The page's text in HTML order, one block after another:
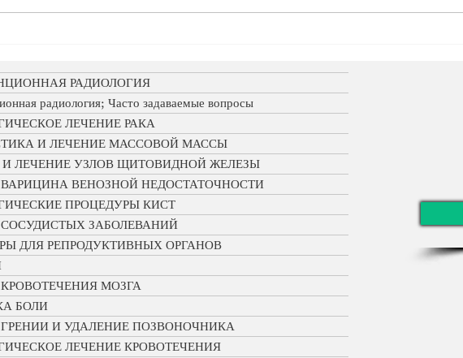
РАДИОЛОГИЯ
радиология; Часто задаваемые вопросы
ЛЕЧЕНИЕ РАКА
И ЛЕЧЕНИЕ МАССОВОЙ МАССЫ
ЛЕЧЕНИЕ УЗЛОВ ЩИТОВИДНОЙ ЖЕЛЕЗЫ
ВЕНОЗНОЙ НЕДОСТАТОЧНОСТИ
ПРОЦЕДУРЫ КИСТ
ЗАБОЛЕВАНИЙ
ДЛЯ РЕПРОДУКТИВНЫХ ОРГАНОВ
МОЗГА
БОЛИ
И УДАЛЕНИЕ ПОЗВОНОЧНИКА
ЛЕЧЕНИЕ КРОВОТЕЧЕНИЯ